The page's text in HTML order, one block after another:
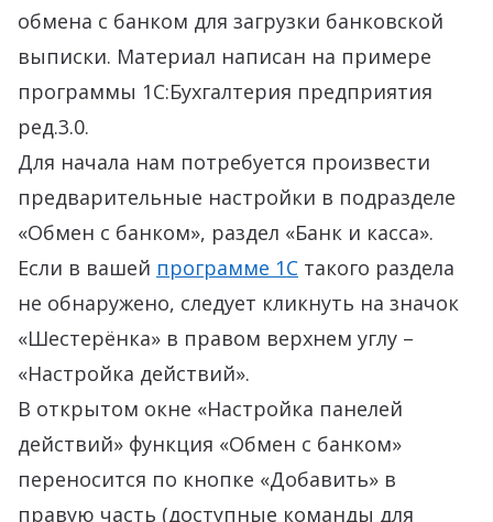
обмена с банком для загрузки банковской
выписки. Материал написан на примере
программы 1С:Бухгалтерия предприятия
ред.3.0.
Для начала нам потребуется произвести
предварительные настройки в подразделе
«Обмен с банком», раздел «Банк и касса».
Если в вашей программе 1С такого раздела
не обнаружено, следует кликнуть на значок
«Шестерёнка» в правом верхнем углу –
«Настройка действий».
В открытом окне «Настройка панелей
действий» функция «Обмен с банком»
переносится по кнопке «Добавить» в
правую часть (доступные команды для